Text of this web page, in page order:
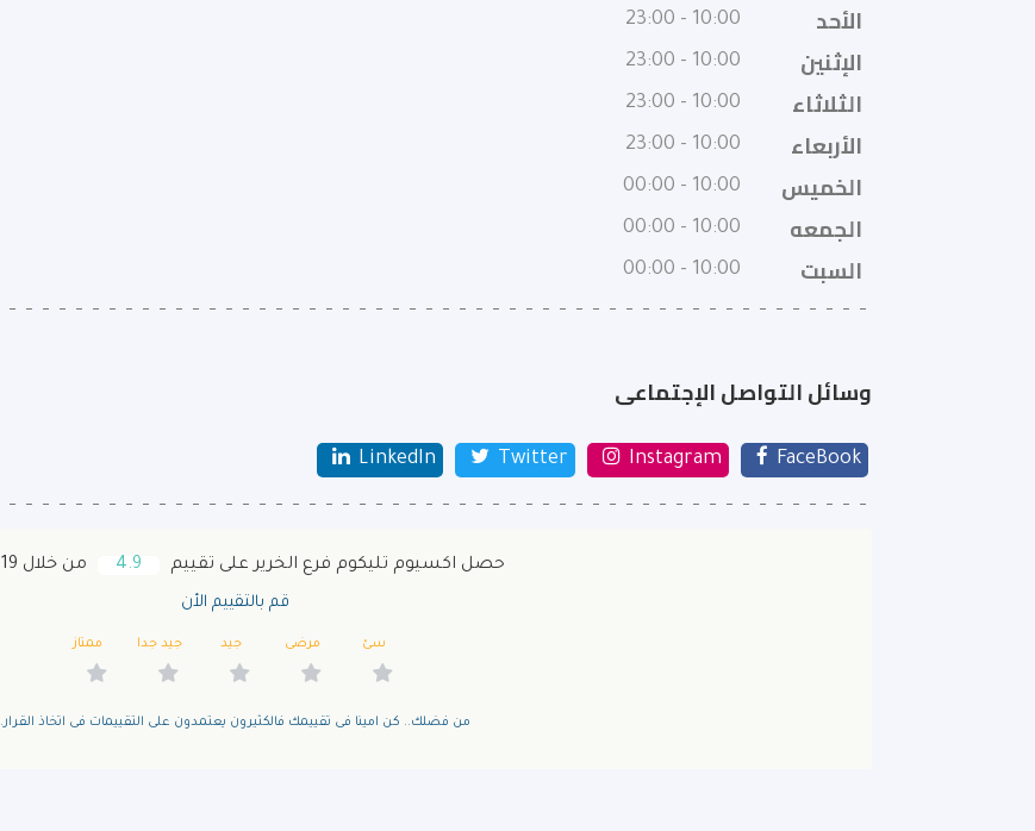
الأحد
10:00 - 23:00
الإثنين 10:00 - 23:00
الثلاثاء 10:00 - 23:00
الأربعاء 10:00 - 23:00
الخميس 10:00 - 00:00
الجمعه 10:00 - 00:00
السبت 10:00 - 00:00
وسائل التواصل الإجتماعى
FaceBook
Instagram
Twitter
LinkedIn
حصل اكسيوم تليكوم فرع الخرير على تقييم 4.9 من خلال 119 زائر
قم بالتقييم الأن
سئ مرضى جيد جيد جدا ممتاز
من فضلك.. كن امينا فى تقييمك فالكثيرون يعتمدون على التقييمات فى اتخاذ القرار.